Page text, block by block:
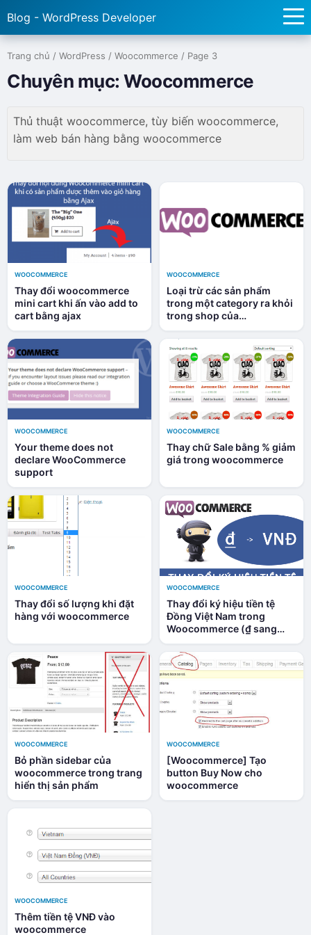
Blog - WordPress Developer
Trang chủ / WordPress / Woocommerce / Page 3
Chuyên mục: Woocommerce
Thủ thuật woocommerce, tùy biến woocommerce,
làm web bán hàng bằng woocommerce
WOOCOMMERCE
Thay đổi woocommerce
mini cart khi ấn vào add to
cart bằng ajax
WOOCOMMERCE
Loại trừ các sản phẩm
trong một category ra khỏi
trong shop của
WOOCOMMERCE
Your theme does not
declare WooCommerce
support
WOOCOMMERCE
Thay chữ Sale bằng % giảm
giá trong woocommerce
WOOCOMMERCE
Thay đổi số lượng khi đặt
hàng với woocommerce
WOOCOMMERCE
Thay đổi ký hiệu tiền tệ
Đồng Việt Nam trong
Woocommerce (₫ sang
WOOCOMMERCE
Bỏ phần sidebar của
woocommerce trong trang
hiển thị sản phẩm
WOOCOMMERCE
[Woocommerce] Tạo
button Buy Now cho
woocommerce
WOOCOMMERCE
Thêm tiền tệ VNĐ vào
woocommerce